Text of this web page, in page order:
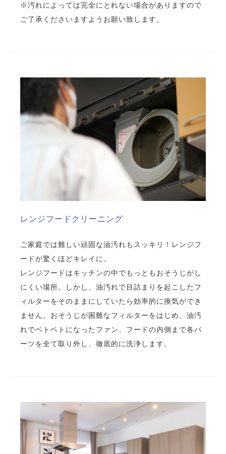
※汚れによっては完全にとれない場合がありますので
ご了承くださいますようお願い致します。
レンジフードクリーニング
ご家庭では難しい頑固な油汚れもスッキリ！レンジフ
ードが驚くほどキレイに。
レンジフードはキッチンの中でもっともおそうじがし
にくい場所。しかし、油汚れで目詰まりを起こしたフ
ィルターをそのままにしていたら効率的に換気ができ
ません。おそうじが困難なフィルターをはじめ、油汚
れでベトベトになったファン、フードの内側まで各パ
ーツを全て取り外し、徹底的に洗浄します。